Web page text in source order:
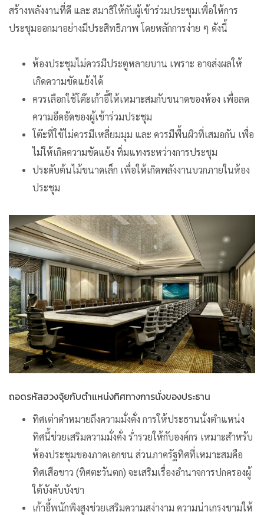
สร้างพลังงานที่ดี และ สมาธิให้กับผู้เข้าร่วมประชุมเพื่อให้การ
ประชุมออกมาอย่างมีประสิทธิภาพ โดยหลักการง่าย ๆ ดังนี้
ห้องประชุมไม่ควรมีประตูหลายบาน เพราะ อาจส่งผลให้
เกิดความขัดแย้งได้
ควรเลือกใช้โต๊ะเก้าอี้ให้เหมาะสมกับขนาดของห้อง เพื่อลด
ความอึดอัดของผู้เข้าร่วมประชุม
โต๊ะที่ใช้ไม่ควรมีเหลี่ยมมุม และ ควรมีพื้นผิวที่เสมอกัน เพื่อ
ไม่ให้เกิดความขัดแย้ง ทิ่มแทงระหว่างการประชุม
ประดับต้นไม้ขนาดเล็ก เพื่อให้เกิดพลังงานบวกภายในห้อง
ประชุม
ถอดรหัสฮวงจุ้ยกับตำแหน่งทิศทางการนั่งของประธาน
ทิศเต่าดำหมายถึงความมั่งคั่ง การให้ประธานนั่งตำแหน่ง
ทิศนี้ช่วยเสริมความมั่งคั่ง ร่ำรวยให้กับองค์กร เหมาะสำหรับ
ห้องประชุมของภาคเอกชน ส่วนภาครัฐทิศที่เหมาะสมคือ
ทิศเสือขาว (ทิศตะวันตก) จะเสริมเรื่องอำนาจการปกครองผู้
ใต้บังคับบังชา
เก้าอี้พนักพิงสูงช่วยเสริมความสง่างาม ความน่าเกรงขามให้